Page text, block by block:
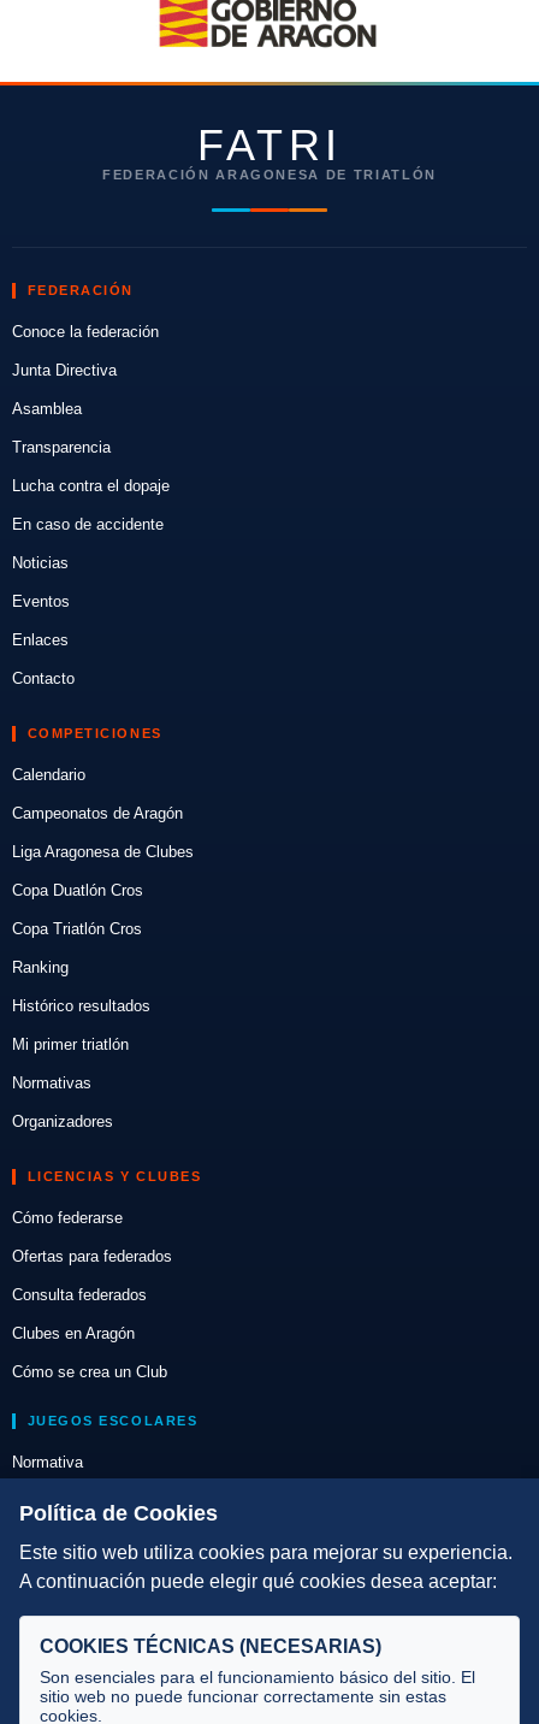
FATRI
FEDERACIÓN ARAGONESA DE TRIATLÓN
FEDERACIÓN
Conoce la federación
Junta Directiva
Asamblea
Transparencia
Lucha contra el dopaje
En caso de accidente
Noticias
Eventos
Enlaces
Contacto
COMPETICIONES
Calendario
Campeonatos de Aragón
Liga Aragonesa de Clubes
Copa Duatlón Cros
Copa Triatlón Cros
Ranking
Histórico resultados
Mi primer triatlón
Normativas
Organizadores
LICENCIAS Y CLUBES
Cómo federarse
Ofertas para federados
Consulta federados
Clubes en Aragón
Cómo se crea un Club
JUEGOS ESCOLARES
Normativa
Escuelas de Triatlón
DIRECCIÓN TÉCNICA
Selecciones
Tecnificación
Política de Cookies
Este sitio web utiliza cookies para mejorar su experiencia.
A continuación puede elegir qué cookies desea aceptar:
COOKIES TÉCNICAS (NECESARIAS)
Son esenciales para el funcionamiento básico del sitio. El
sitio web no puede funcionar correctamente sin estas
cookies.